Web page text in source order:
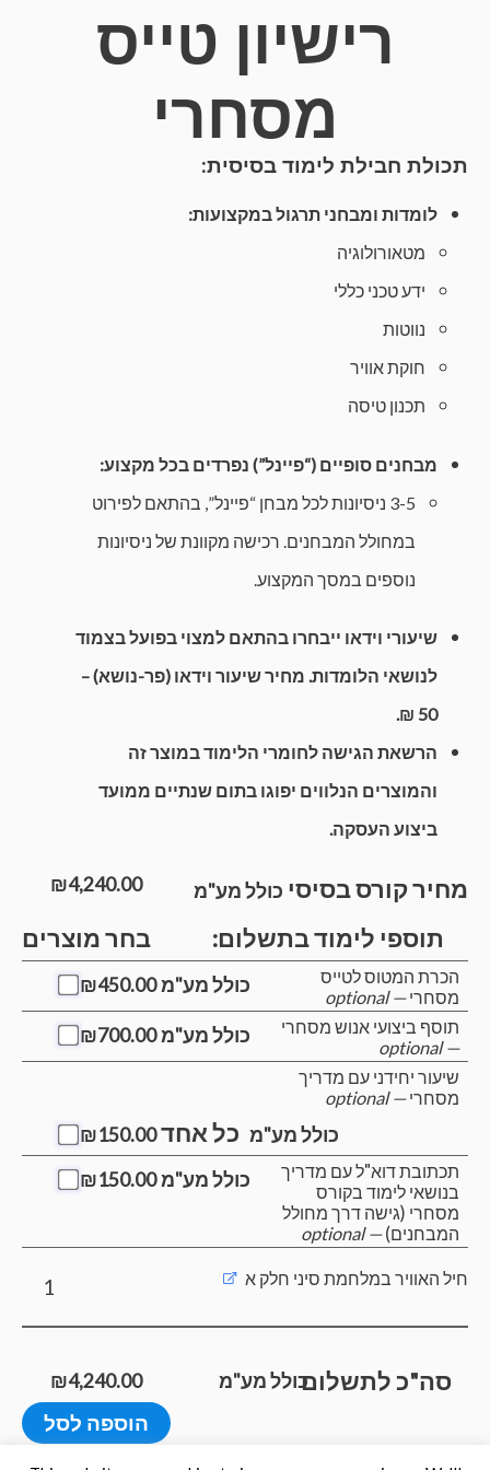
רישיון טייס
מסחרי
תכולת חבילת לימוד בסיסית:
לומדות ומבחני תרגול במקצועות:
מטאורולוגיה
ידע טכני כללי
נווטות
חוקת אוויר
תכנון טיסה
מבחנים סופיים (“פיינל”) נפרדים בכל מקצוע:
3-5 ניסיונות לכל מבחן “פיינל”, בהתאם לפירוט
במחולל המבחנים. רכישה מקוונת של ניסיונות
נוספים במסך המקצוע.
שיעורי וידאו ייבחרו בהתאם למצוי בפועל בצמוד
לנושאי הלומדות. מחיר שיעור וידאו (פר-נושא) –
50 ₪.
הרשאת הגישה לחומרי הלימוד במוצר זה
והמוצרים הנלווים יפוגו בתום שנתיים ממועד
ביצוע העסקה.
מחיר קורס בסיסי ₪4,240.00 כולל מע"מ
תוספי לימוד בתשלום: בחר מוצרים
הכרת המטוס לטייס
מסחרי— optional
₪450.00כולל מע"מ
תוסף ביצועי אנוש מסחרי
— optional
₪700.00כולל מע"מ
שיעור יחידני עם מדריך
מסחרי— optional
₪150.00 כולל מע"מ כל אחד
תכתובת דוא"ל עם מדריך
בנושאי לימוד בקורס
מסחרי (גישה דרך מחולל
המבחנים)— optional
₪150.00כולל מע"מ
חיל האוויר במלחמת סיני חלק א 1
₪4,240.00 כולל מע"מסה"כ לתשלום
הוספה לסל